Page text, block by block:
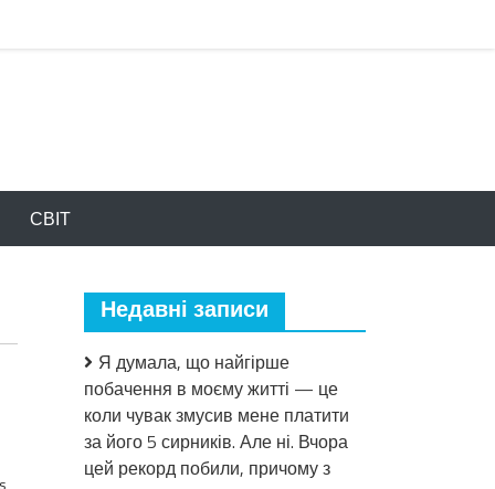
СВІТ
Недавні записи
Я думала, що найгірше
побачення в моєму житті — це
коли чувак змусив мене платити
за його 5 сирників. Але ні. Вчора
цей рекорд побили, причому з